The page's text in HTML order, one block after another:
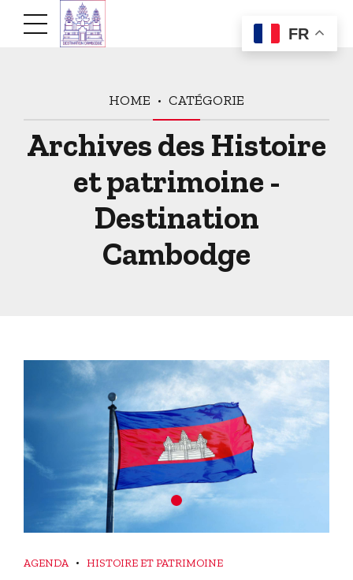
HOME CATÉGORIE
Archives des Histoire
et patrimoine -
Destination
Cambodge
AGENDA HISTOIRE ET PATRIMOINE
FR